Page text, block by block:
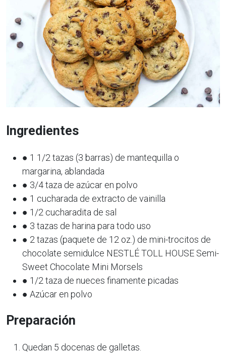
Ingredientes
● 1 1/2 tazas (3 barras) de mantequilla o
margarina, ablandada
● 3/4 taza de azúcar en polvo
● 1 cucharada de extracto de vainilla
● 1/2 cucharadita de sal
● 3 tazas de harina para todo uso
● 2 tazas (paquete de 12 oz.) de mini-trocitos de
chocolate semidulce NESTLÉ TOLL HOUSE Semi-
Sweet Chocolate Mini Morsels
● 1/2 taza de nueces finamente picadas
● Azúcar en polvo
Preparación
Quedan 5 docenas de galletas.